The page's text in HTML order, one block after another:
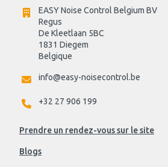
EASY Noise Control Belgium BV
Regus
De Kleetlaan 5BC
1831 Diegem
Belgique
info@easy-noisecontrol.be
+32 27 906 199
Prendre un rendez-vous sur le site
Blogs